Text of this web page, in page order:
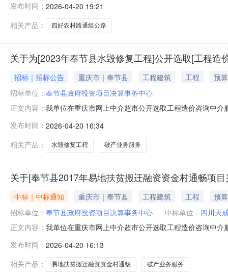
1709:00:00选取方式:择优+直选中选机构名称:湖北华审
发布时间： 2026-04-20 19:21
相关产品：
四好农村路通组公路
关于为[2023年奉节县水毁修复工程]公开选取[工程造
招标｜招标公告 重庆市｜奉节县 工程建筑 工程
预
招标单位： 奉节县政府投资项目决算事务中心
正文内容： 我单位在重庆市网上中介超市公开选取工程造价咨询中
工程地址位于重庆市奉节县；审查范围包括施工图、补
确性。响应方案中必须包含人
发布时间： 2026-04-20 16:34
相关产品：
水毁修复工程 破产业务服务
关于[奉节县2017年易地扶贫搬迁融资资金村通畅项
中标｜中标通知 重庆市｜奉节县 工程建筑 工程
预
招标单位： 奉节县政府投资项目决算事务中心 中标单位： 四川天
正文内容： 我单位在重庆市网上中介超市公开选取工程造价咨询中
服务金额暂不做评估与测算金额说明按照渝价协〔2013
中选
发布时间： 2026-04-20 16:13
相关产品：
易地扶贫搬迁融资资金村通畅 破产业务服务